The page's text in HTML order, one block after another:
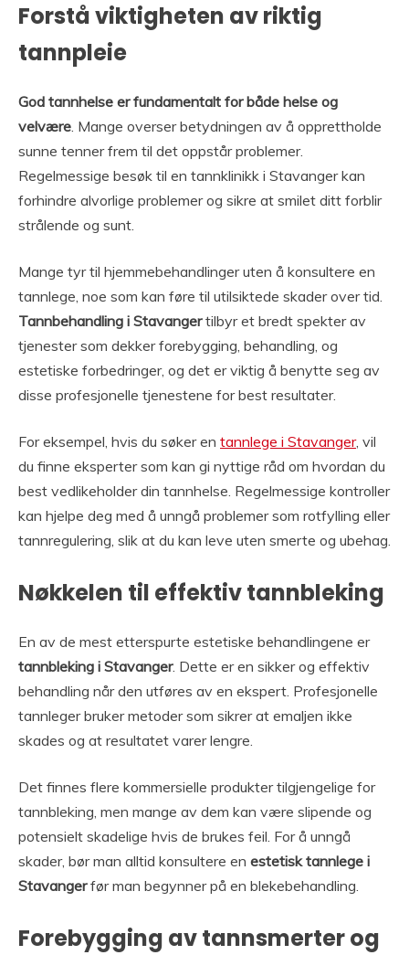
Forstå viktigheten av riktig
tannpleie
God tannhelse er fundamentalt for både helse og
velvære. Mange overser betydningen av å opprettholde
sunne tenner frem til det oppstår problemer.
Regelmessige besøk til en tannklinikk i Stavanger kan
forhindre alvorlige problemer og sikre at smilet ditt forblir
strålende og sunt.
Mange tyr til hjemmebehandlinger uten å konsultere en
tannlege, noe som kan føre til utilsiktede skader over tid.
Tannbehandling i Stavangertilbyr et bredt spekter av
tjenester som dekker forebygging, behandling, og
estetiske forbedringer, og det er viktig å benytte seg av
disse profesjonelle tjenestene for best resultater.
For eksempel, hvis du søker en tannlege i Stavanger, vil
du finne eksperter som kan gi nyttige råd om hvordan du
best vedlikeholder din tannhelse. Regelmessige kontroller
kan hjelpe deg med å unngå problemer som rotfylling eller
tannregulering, slik at du kan leve uten smerte og ubehag.
Nøkkelen til effektiv tannbleking
En av de mest etterspurte estetiske behandlingene er
tannbleking i Stavanger. Dette er en sikker og effektiv
behandling når den utføres av en ekspert. Profesjonelle
tannleger bruker metoder som sikrer at emaljen ikke
skades og at resultatet varer lengre.
Det finnes flere kommersielle produkter tilgjengelige for
tannbleking, men mange av dem kan være slipende og
potensielt skadelige hvis de brukes feil. For å unngå
skader, bør man alltid konsultere en estetisk tannlege i
Stavangerfør man begynner på en blekebehandling.
Forebygging av tannsmerter og